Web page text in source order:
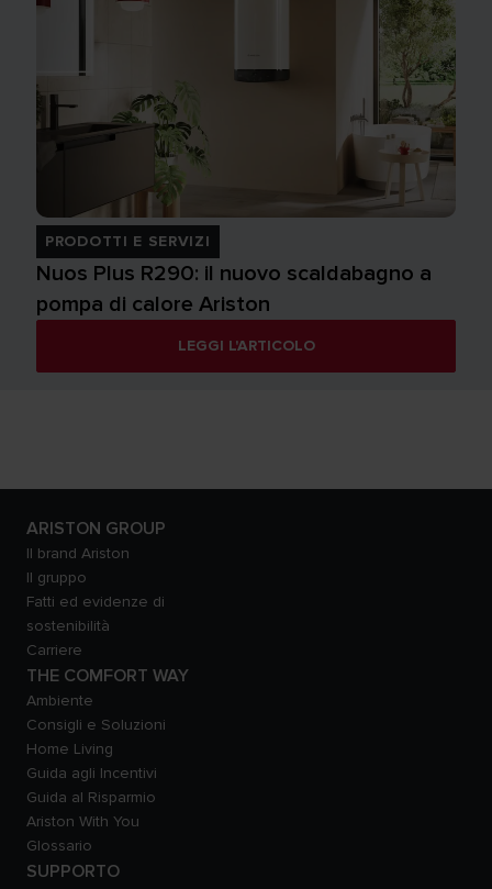
PRODOTTI E SERVIZI
Nuos Plus R290: il nuovo scaldabagno a
pompa di calore Ariston
LEGGI L'ARTICOLO
ARISTON GROUP
Il brand Ariston
Il gruppo
Fatti ed evidenze di
sostenibilità
Carriere
THE COMFORT WAY
Ambiente
Consigli e Soluzioni
Home Living
Guida agli Incentivi
Guida al Risparmio
Ariston With You
Glossario
SUPPORTO